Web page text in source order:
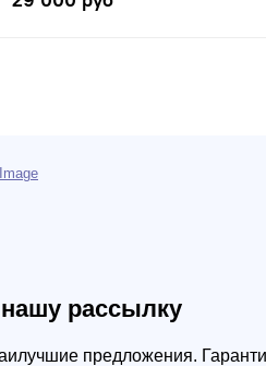
рассылку
предложения.